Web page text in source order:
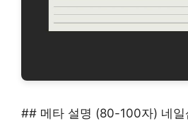
## 메타 설명 (80-100자) 네일